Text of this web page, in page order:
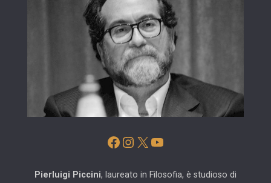
Facebook
Instagram
X YouTube
Pierluigi Piccini, laureato in Filosofia, è studioso di